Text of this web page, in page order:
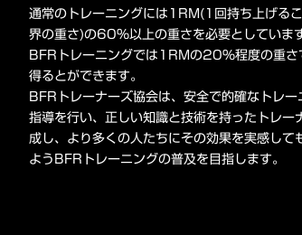
通常のトレーニングには1RM(1回持ち上げる
界の重さ)の60%以上の重さを必要としていま
BFRトレーニングでは1RMの20%程度の重さ
得るとができます。
BFRトレーナーズ協会は、安全で的確なトレ
指導を行い、正しい知識と技術を持ったトレー
成し、より多くの人たちにその効果を実感して
ようBFRトレーニングの普及を目指します。